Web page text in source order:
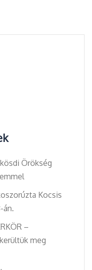
Örökség
Kocsis
án.
–
meg